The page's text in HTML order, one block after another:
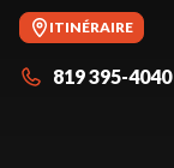
ITINÉRAIRE
819 395-4040